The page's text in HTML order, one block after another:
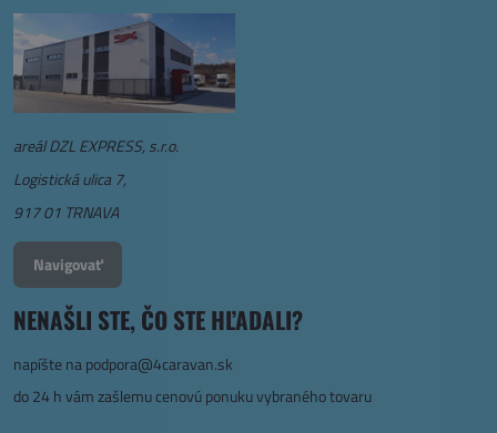
areál DZL EXPRESS, s.r.o.
Logistická ulica 7,
917 01 TRNAVA
Navigovať
NENAŠLI STE, ČO STE HĽADALI?
napíšte napodpora@4caravan.sk
do 24 h vám zašlemu cenovú ponuku vybraného tovaru